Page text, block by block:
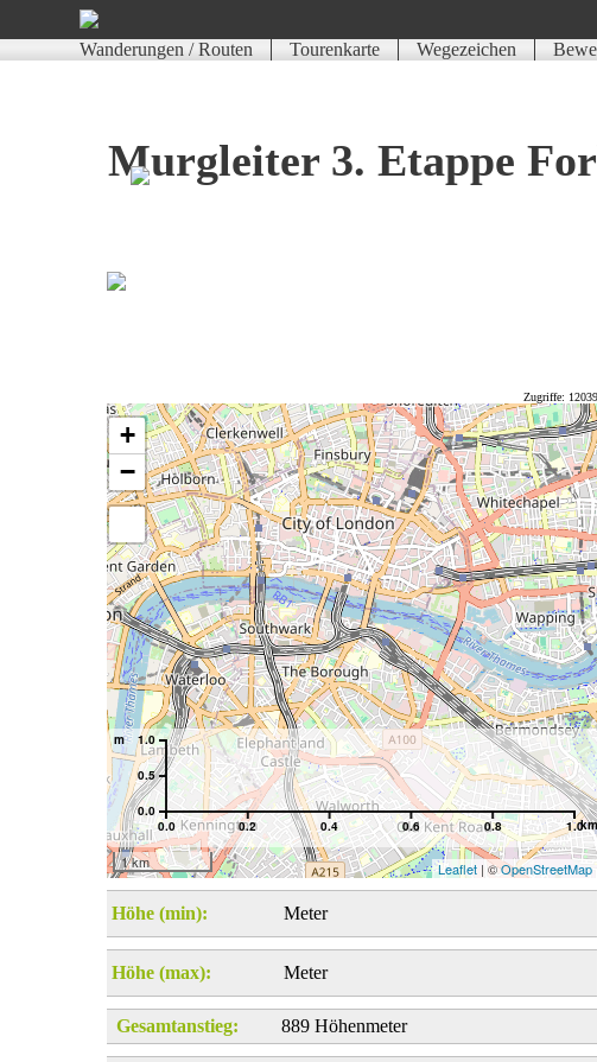
Wanderungen / Routen Tourenkarte Wegezeichen
Murgleiter 3. Etappe
Zugriffe: 12039
+
−
0.0 0.2 0.4 0.6 0.8 1.0km
0.0
0.5
1.0
m
1 km Leaflet| ©OpenStreetMap
Höhe (min): Meter
Höhe (max): Meter
Gesamtanstieg: 889 Höhenmeter